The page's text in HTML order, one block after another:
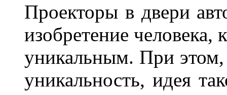
Проекторы в двери
изобретение человека,
уникальным. При этом,
уникальность, идея